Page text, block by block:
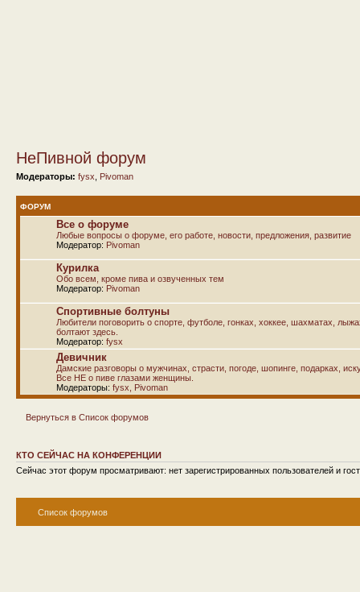
НеПивной форум
Модераторы: fysx Pivoman
ФОРУМ
Все о форуме
Любые вопросы о форуме, его работе, новости, предложения, развитие
Модератор: Pivoman
Курилка
Обо всем, кроме пива и озвученных тем
Модератор: Pivoman
Спортивные болтуны
Любители поговорить о спорте, футболе, гонках, хоккее, шахматах,
болтают здесь.
Модератор: fysx
Девичник
Дамские разговоры о мужчинах, страсти, погоде, шопинге, подарках,
Все НЕ о пиве глазами женщины.
Модераторы: fysx Pivoman
Вернуться в Список форумов
КТО СЕЙЧАС НА КОНФЕРЕНЦИИ
Сейчас этот форум просматривают: нет зарегистрированных пользователей и
Список форумов